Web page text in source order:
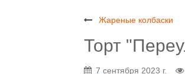
Жареные колбаски
Торт
7 сентября 2023 г.